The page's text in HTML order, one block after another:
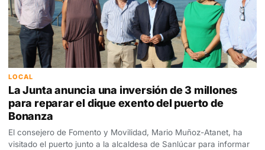
LOCAL
La Junta anuncia una inversión de 3 millones
para reparar el dique exento del puerto de
Bonanza
El consejero de Fomento y Movilidad, Mario Muñoz-Atanet, ha
visitado el puerto junto a la alcaldesa de Sanlúcar para informar